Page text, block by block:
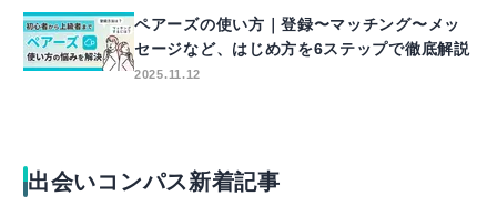
ペアーズの使い方｜登録〜マッチング〜メッ
セージなど、はじめ方を6ステップで徹底解説
2025.11.12
出会いコンパス新着記事